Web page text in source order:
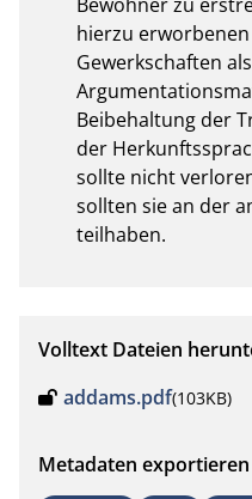
hierzu
Gewerkschaften
Beibehaltung der
der
sollte nicht
sollten sie an der
teilhaben.
Volltext Dateien
addams.pdf(103KB)
Metadaten exportieren